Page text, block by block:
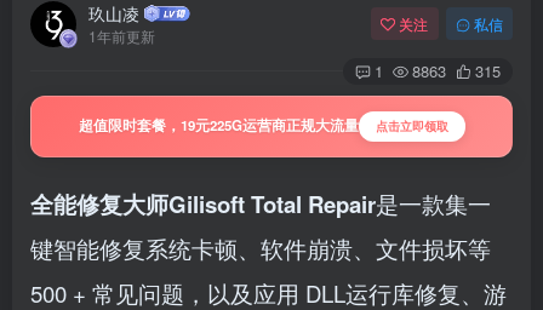
玖山凌
1年前更新
关注 私信
1 8863 315
超值限时套餐，19元225G运营商正规大流量 点击立即领取
全能修复大师Gilisoft Total Repair是一款集一
键智能修复系统卡顿、软件崩溃、文件损坏等
500 + 常见问题，以及应用 DLL运行库修复、游